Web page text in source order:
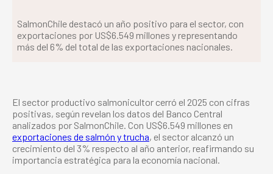
SalmonChile destacó un año positivo para el sector, con
exportaciones por US$6.549 millones y representando
más del 6% del total de las exportaciones nacionales.
El sector productivo salmonicultor cerró el 2025 con cifras
positivas, según revelan los datos del Banco Central
analizados por SalmonChile. Con US$6.549 millones en
exportaciones de salmón y trucha, el sector alcanzó un
crecimiento del 3% respecto al año anterior, reafirmando su
importancia estratégica para la economía nacional.